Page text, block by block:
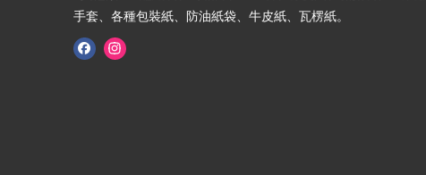
手套、各種包裝紙、防油紙袋、牛皮紙、瓦楞紙。